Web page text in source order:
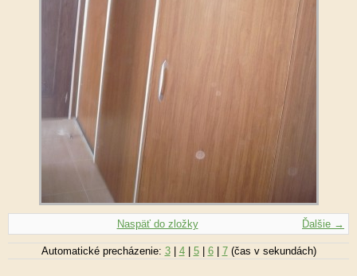
Ďalšie →
Naspäť do zložky
Automatické precházenie: 3| 4| 5| 6| 7(čas v sekundách)